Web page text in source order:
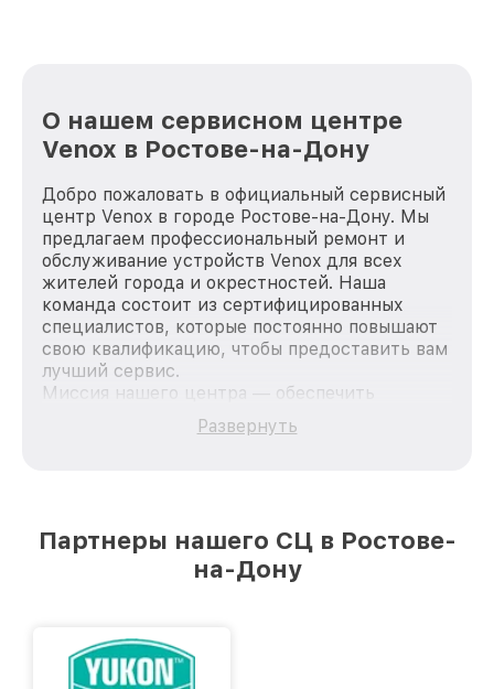
О нашем сервисном центре
Venox в Ростове-на-Дону
Добро пожаловать в официальный сервисный
центр Venox в городе Ростове-на-Дону. Мы
предлагаем профессиональный ремонт и
обслуживание устройств Venox для всех
жителей города и окрестностей. Наша
команда состоит из сертифицированных
специалистов, которые постоянно повышают
свою квалификацию, чтобы предоставить вам
лучший сервис.
Миссия нашего центра — обеспечить
качественный и доступный ремонт для
каждого пользователя продукции Venox, вне
лучшим сервисным центром Venox в городе
Ростове-на-Дону, постоянно повышая уровень
Развернуть
Партнеры нашего СЦ в Ростове-
на-Дону